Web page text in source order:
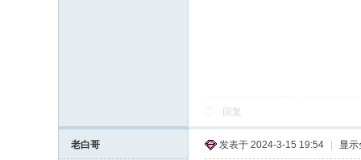
回复
老白哥 发表于 2024-3-15 19:54 显